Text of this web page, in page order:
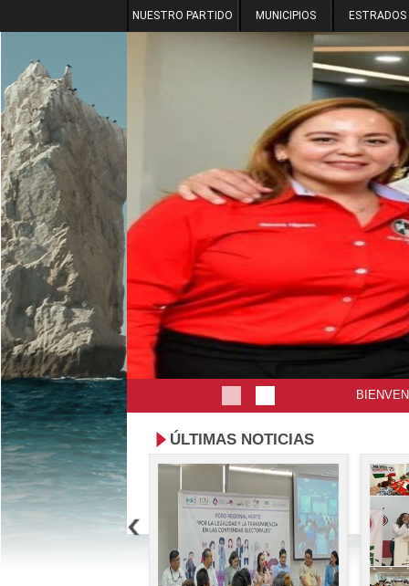
NUESTRO PARTIDO MUNICIPIOS ESTRADOS
ÚLTIMAS NOTICIAS